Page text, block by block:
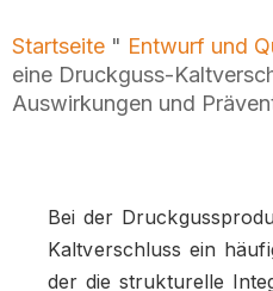
Startseite " Entwurf und
eine Druckguss-
Auswirkungen und
Bei der
Kaltverschluss ein
der die strukturelle